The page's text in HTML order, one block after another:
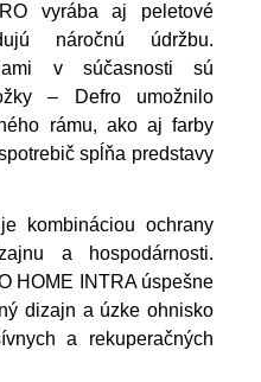
vyrába aj peletové
náročnú údržbu.
v súčasnosti sú
– Defro umožnilo
rámu, ako aj farby
spĺňa predstavy
kombináciou ochrany
a hospodárnosti.
HOME INTRA úspešne
dizajn a úzke ohnisko
a rekuperačných